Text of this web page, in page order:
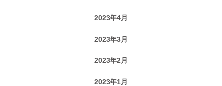
2023年4月
2023年3月
2023年2月
2023年1月